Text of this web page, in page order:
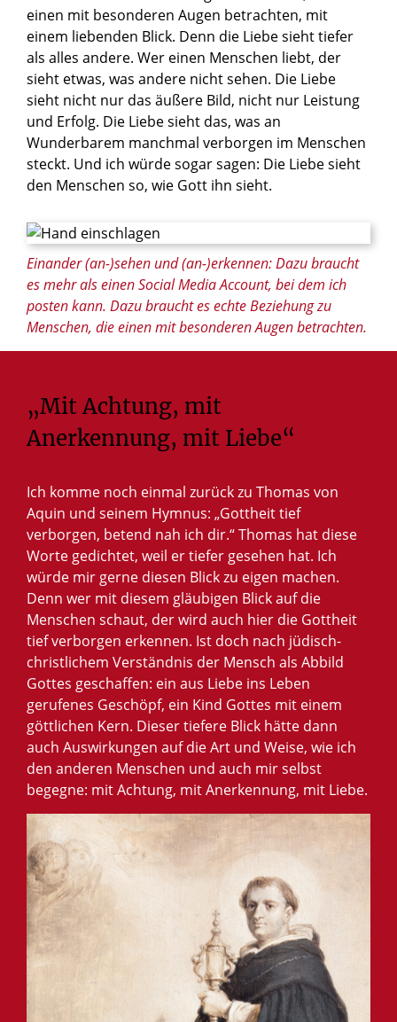
Einander (an-)sehen und (an-)erkennen: Dazu braucht
es mehr als einen Social Media Account, bei dem ich
posten kann. Dazu braucht es echte Beziehung zu
Menschen, die einen mit besonderen Augen betrachten.
einen mit besonderen Augen betrachten, mit
einem liebenden Blick. Denn die Liebe sieht tiefer
als alles andere. Wer einen Menschen liebt, der
sieht etwas, was andere nicht sehen. Die Liebe
sieht nicht nur das äußere Bild, nicht nur Leistung
und Erfolg. Die Liebe sieht das, was an
Wunderbarem manchmal verborgen im Menschen
steckt. Und ich würde sogar sagen: Die Liebe sieht
den Menschen so, wie Gott ihn sieht.
„Mit Achtung, mit
Anerkennung, mit Liebe“
Ich komme noch einmal zurück zu Thomas von
Aquin und seinem Hymnus: „Gottheit tief
verborgen, betend nah ich dir.“ Thomas hat diese
Worte gedichtet, weil er tiefer gesehen hat. Ich
würde mir gerne diesen Blick zu eigen machen.
Denn wer mit diesem gläubigen Blick auf die
Menschen schaut, der wird auch hier die Gottheit
tief verborgen erkennen. Ist doch nach jüdisch-
christlichem Verständnis der Mensch als Abbild
Gottes geschaffen: ein aus Liebe ins Leben
gerufenes Geschöpf, ein Kind Gottes mit einem
göttlichen Kern. Dieser tiefere Blick hätte dann
auch Auswirkungen auf die Art und Weise, wie ich
den anderen Menschen und auch mir selbst
begegne: mit Achtung, mit Anerkennung, mit Liebe.